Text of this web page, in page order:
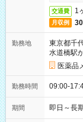
交通費 1
月収例
勤務地
東京都千
水道橋駅
医薬品
勤務時間 09:00-
期間 即日～長